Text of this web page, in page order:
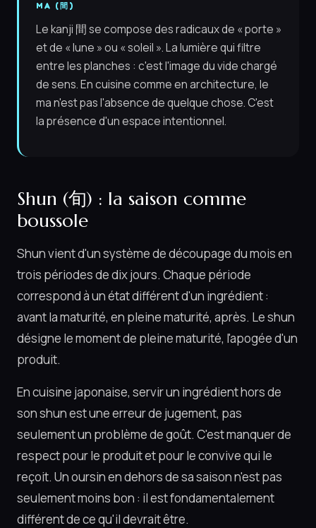
MA (間)
Le kanji 間 se compose des radicaux de « porte »
et de « lune » ou « soleil ». La lumière qui filtre
entre les planches : c'est l'image du vide chargé
de sens. En cuisine comme en architecture, le
ma n'est pas l'absence de quelque chose. C'est
la présence d'un espace intentionnel.
Shun (旬) : la saison comme
boussole
Shun vient d'un système de découpage du mois en
trois périodes de dix jours. Chaque période
correspond à un état différent d'un ingrédient :
avant la maturité, en pleine maturité, après. Le shun
désigne le moment de pleine maturité, l'apogée d'un
produit.
En cuisine japonaise, servir un ingrédient hors de
son shun est une erreur de jugement, pas
seulement un problème de goût. C'est manquer de
respect pour le produit et pour le convive qui le
reçoit. Un oursin en dehors de sa saison n'est pas
seulement moins bon : il est fondamentalement
différent de ce qu'il devrait être.